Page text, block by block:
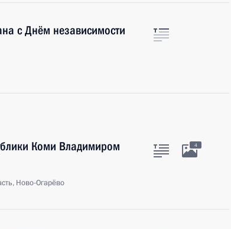
с Днём независимости
Коми Владимиром
Ново-Огарёво
4